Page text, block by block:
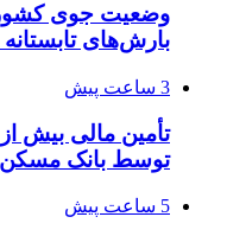
بارش‌های تابستانه در راه
3 ساعت پیش
توسط بانک مسکن
5 ساعت پیش